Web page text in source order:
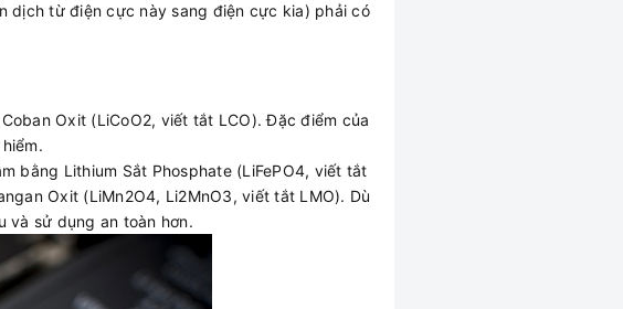
dịch từ điện cực này sang điện cực kia) phải có
Oxit (LiCoO2, viết tắt LCO). Đặc điểm của
bằng Lithium Sắt Phosphate (LiFePO4, viết tắt
Oxit (LiMn2O4, Li2MnO3, viết tắt LMO). Dù
và sử dụng an toàn hơn.